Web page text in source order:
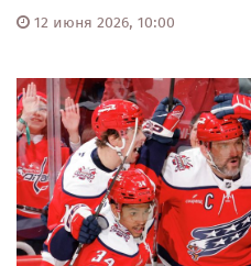
12 июня 2026, 10:00